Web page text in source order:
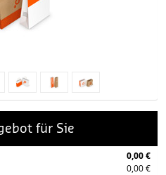
für Sie
0,00 €
0,00 €